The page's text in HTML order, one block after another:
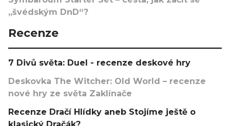
„švédským DnD“?
Recenze
7 Divů světa: Duel - recenze deskové hry
Deskovka The Witcher: Old World – recenze
nové hry ze světa Zaklínače
Recenze Dračí Hlídky aneb Stojíme ještě o